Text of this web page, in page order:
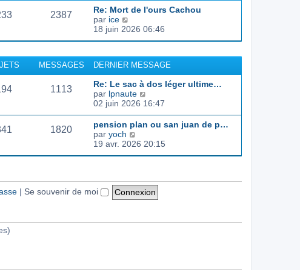
s
s
g
e
e
n
i
r
m
e
s
s
a
g
e
e
r
e
d
r
n
e
r
m
e
s
a
g
2387
Re: Mort de l'ours Cachou
par ice
o
u
t
e
r
l
e
d
e
r
n
r
m
e
s
18 juin 2026 06:46
MESSAGES DERNIER MESSAGE
1113
Re: Le sac à dos léger ultime…
par lpnaute
o
s
l
l
e
d
02 juin 2026 16:47
1820
pension plan ou san juan de p…
par yoch
o
l
t
e
l
19 avr. 2026 20:15
| Se souvenir de moi